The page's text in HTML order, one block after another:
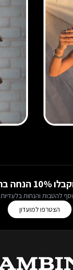
הקרובה!
להטבות והנחות בלעדיות
הצטרפו למועדון